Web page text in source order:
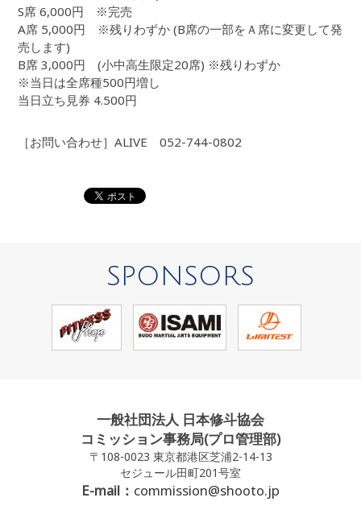
S席 6,000円 ※完売
A席 5,000円 ※残りわずか (B席の一部をＡ席に変更して発
売します)
B席 3,000円 (小中高生限定20席) ※残りわずか
※当日は全席種500円増し
当日立ち見券 4.500円
［お問い合わせ］ALIVE 052-744-0802
SPONSORS
一般社団法人 日本修斗協会
コミッション事務局(プロ管理部)
〒108-0023 東京都港区芝浦2-14-13
セジュール田町201号室
E-mail： commission@shooto.jp